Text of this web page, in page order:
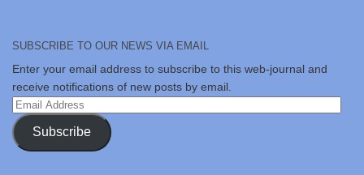
SUBSCRIBE TO OUR NEWS VIA EMAIL
Enter your email address to subscribe to this web-journal and
receive notifications of new posts by email.
Email
Address
Subscribe